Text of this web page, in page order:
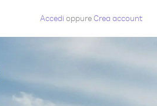
Accedi oppureCrea account